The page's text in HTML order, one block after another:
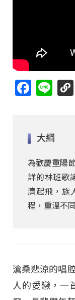
Facebook
Line
大綱
為歡慶重陽
詳的林班歌
濟起飛，族
程，重溫不
滄桑悲涼的唱
人的愛戀，一